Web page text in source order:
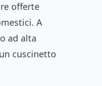
offerte
A
ad alta
cuscinetto